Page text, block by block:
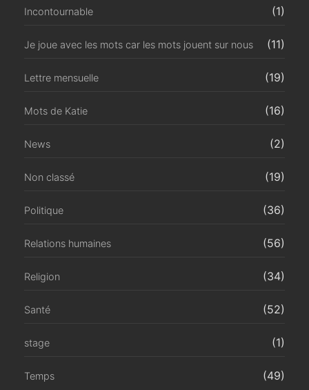
Incontournable (1)
Je joue avec les mots car les mots jouent sur nous (11)
Lettre mensuelle (19)
Mots de Katie (16)
News (2)
Non classé (19)
Politique (36)
Relations humaines (56)
Religion (34)
Santé (52)
stage (1)
Temps (49)